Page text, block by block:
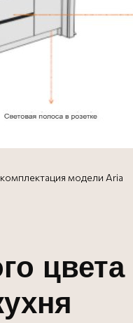
модели Aria